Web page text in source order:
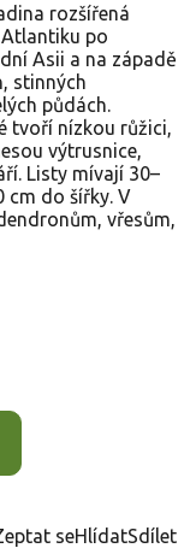
rozšířená
po
Asii a na západě
stinných
půdách.
tvoří nízkou růžici,
výtrusnice,
Listy mívají 30–
cm do šířky. V
vřesům,
seHlídatSdílet